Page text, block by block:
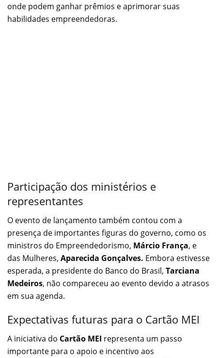
onde podem ganhar prêmios e aprimorar suas
habilidades empreendedoras.
Participação dos ministérios e
representantes
O evento de lançamento também contou com a
presença de importantes figuras do governo, como os
ministros do Empreendedorismo, Márcio França, e
das Mulheres, Aparecida Gonçalves. Embora estivesse
esperada, a presidente do Banco do Brasil, Tarciana
Medeiros, não compareceu ao evento devido a atrasos
em sua agenda.
Expectativas futuras para o Cartão MEI
A iniciativa do Cartão MEI representa um passo
importante para o apoio e incentivo aos